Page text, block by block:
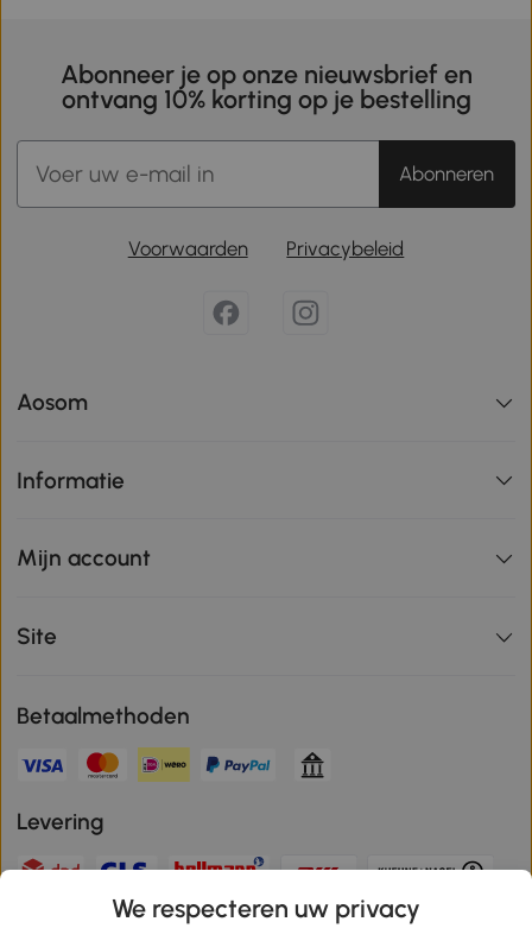
Abonneer je op onze nieuwsbrief en
ontvang 10% korting op je bestelling
Abonneren
Voorwaarden Privacybeleid
Aosom
Informatie
Mijn account
Site
Betaalmethoden
Levering
We respecteren uw privacy